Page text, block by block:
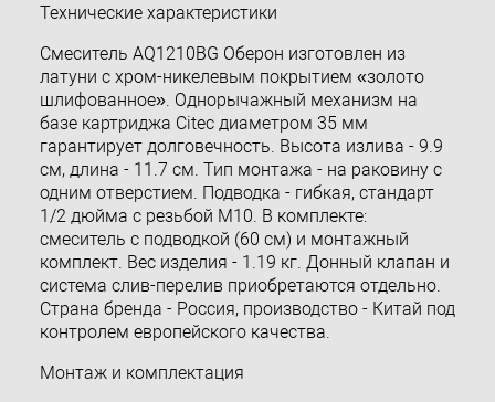
Технические характеристики
Смеситель AQ1210BG Оберон изготовлен из
латуни с хром-никелевым покрытием «золото
шлифованное». Однорычажный механизм на
базе картриджа Citec диаметром 35 мм
гарантирует долговечность. Высота излива - 9.9
см, длина - 11.7 см. Тип монтажа - на раковину с
одним отверстием. Подводка - гибкая, стандарт
1/2 дюйма с резьбой M10. В комплекте:
смеситель с подводкой (60 см) и монтажный
комплект. Вес изделия - 1.19 кг. Донный клапан и
система слив-перелив приобретаются отдельно.
Страна бренда - Россия, производство - Китай под
контролем европейского качества.
Монтаж и комплектация